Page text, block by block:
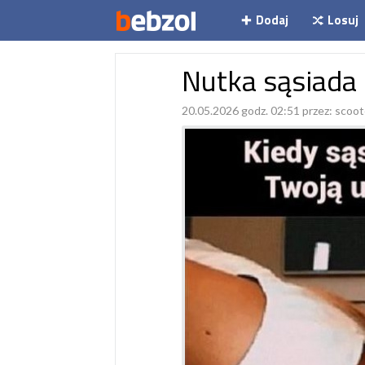
Dodaj Losuj
Nutka sąsiada
20.05.2026 godz. 02:51 przez: